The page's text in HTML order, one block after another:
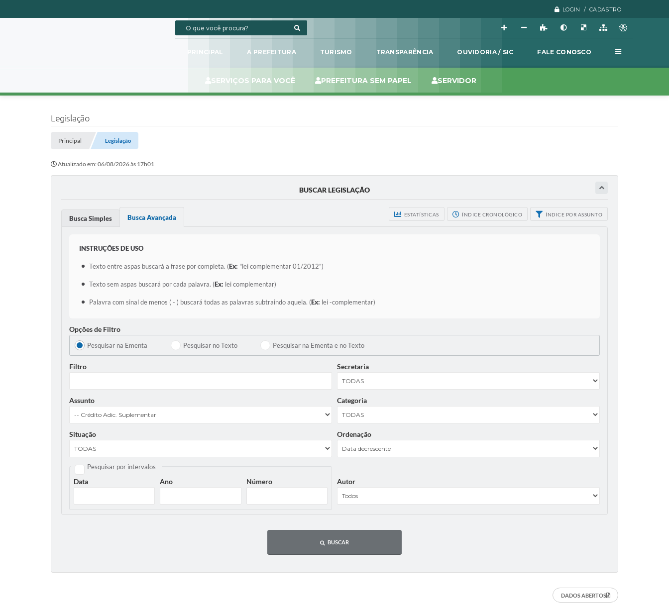
LOGIN / CADASTRO
PRINCIPAL A PREFEITURA TURISMO TRANSPARÊNCIA OUVIDORIA / SIC FALE CONOSCO
SERVIÇOS PARA VOCÊ PREFEITURA SEM PAPEL SERVIDOR
Legislação
Principal Legislação
Atualizado em: 06/08/2026 às 17h01
BUSCAR LEGISLAÇÃO
ESTATÍSTICAS ÍNDICE CRONOLÓGICO ÍNDICE POR ASSUNTO
Busca Simples Busca Avançada
INSTRUÇÕES DE USO
Texto entre aspas buscará a frase por completa. (Ex: "lei complementar 01/2012”)
Texto sem aspas buscará por cada palavra. (Ex: lei complementar)
Palavra com sinal de menos ( - ) buscará todas as palavras subtraindo aquela. (Ex: lei -complementar)
Opções de Filtro
Pesquisar na Ementa Pesquisar no Texto Pesquisar na Ementa e no Texto
Filtro Secretaria
Assunto Categoria
Situação Ordenação
Pesquisar por intervalos
Data Ano Número Autor
BUSCAR
DADOS ABERTOS